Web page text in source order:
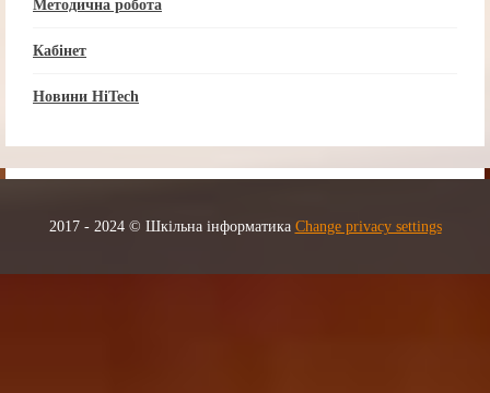
Методична робота
Кабінет
Новини HiTech
2017 - 2024 © Шкільна інформатика Change privacy settings